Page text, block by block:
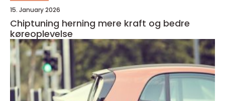
15. January 2026
Chiptuning herning mere kraft og bedre
køreoplevelse